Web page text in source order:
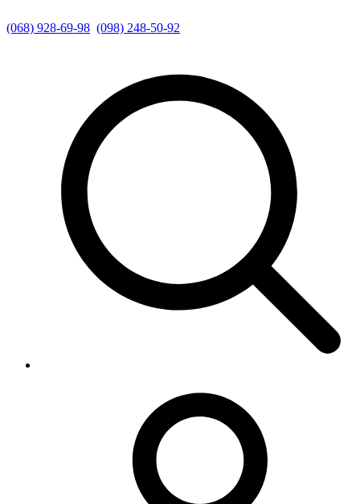
(068) 928-69-98 (098) 248-50-92